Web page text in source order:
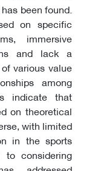
been found.
on specific
immersive
and lack a
various value
among
indicate that
on theoretical
with limited
in the sports
to considering